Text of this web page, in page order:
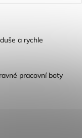
a rychle
pracovní boty